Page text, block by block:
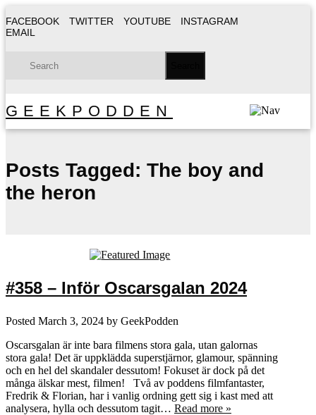
FACEBOOK TWITTER YOUTUBE
INSTAGRAM
EMAIL
GEEKPODDEN
Posts Tagged: The boy and
the heron
#358 – Inför Oscarsgalan 2024
Posted March 3, 2024 by GeekPodden
Oscarsgalan är inte bara filmens stora gala, utan galornas
stora gala! Det är uppklädda superstjärnor, glamour, spänning
och en hel del skandaler dessutom! Fokuset är dock på det
många älskar mest, filmen! Två av poddens filmfantaster,
Fredrik & Florian, har i vanlig ordning gett sig i kast med att
analysera, hylla och dessutom tagit… Read more »